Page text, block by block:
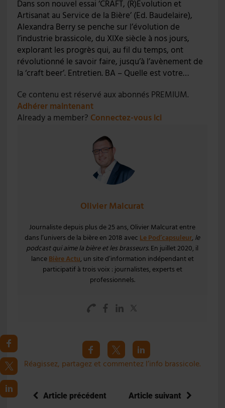
Dans son nouvel essai ‘CRAFT, (R)Évolution et
Artisanat au Service de la Bière’ (Ed. Baudelaire),
Alexandra Berry se penche sur l’évolution de
l’industrie brassicole, du XIXe siècle à nos jours,
explorant les progrès qui, au fil du temps, ont
révolutionné le savoir faire, jusqu’à l’avènement de
la ‘craft beer’. Entretien. BA – Quelle est votre…
Ce contenu est réservé aux abonnés PREMIUM.
Adhérer maintenant
Already a member? Connectez-vous ici
Olivier Malcurat
Journaliste depuis plus de 25 ans, Olivier Malcurat entre
dans l’univers de la bière en 2018 avecLe Pod’capsuleur, le
podcast qui aime la bière et les brasseurs. En juillet 2020, il
lanceBière Actu, un site d’information indépendant et
participatif à trois voix : journalistes, experts et
professionnels.
Réagissez, partagez et commentez l’info brassicole.
Article précédent Article suivant